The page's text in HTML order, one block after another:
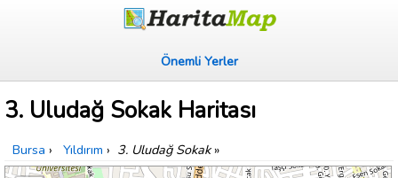
Önemli Yerler
3. Uludağ Sokak Haritası
Bursa › Yıldırım › 3. Uludağ Sokak»